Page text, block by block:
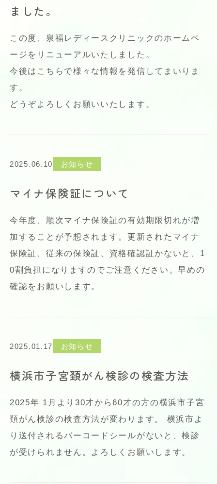
ました。
この度、泉福レディースクリニックのホームペ
ージをリニューアルいたしました。
今後はこちらで様々な情報を発信してまいりま
す。
どうぞよろしくお願いいたします。
2025.06.10 お知らせ
マイナ保険証について
今年度、順次マイナ保険証の有効期限切れが増
加することが予想されます。更新されたマイナ
保険証、従来の保険証、資格確認証かないと、1
0割負担になりますのでご注意ください。早めの
確認をお願いします。
2025.01.17 お知らせ
横浜市子宮頚がん検診の検査方法
2025年 1月より30才から60才の方の横浜市子宮
頚がん検診の検査方法が変わります。 横浜市よ
り送付されるバーコードシールがないと、検診
が受けられません。よろしくお願いします。